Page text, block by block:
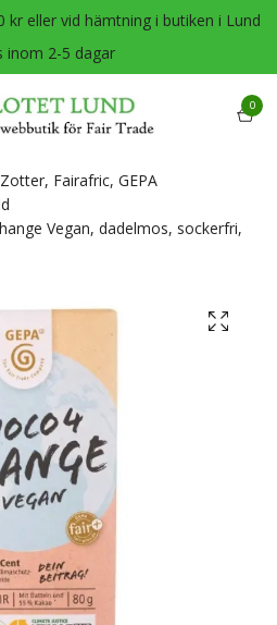
eller vid hämtning i butiken i Lund
inom 2-5 dagar
0
Fairafric, GEPA
Vegan, dadelmos, sockerfri,